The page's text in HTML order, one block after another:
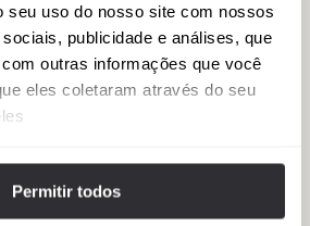
seu uso do nosso site com nossos
publicidade e análises, que
outras informações que você
eles coletaram através do seu
Permitir todos
de Tadao Ando, este refinado espaço
de luxo, produtos artesanais e cafés
andares fluidos e luminosos. 4-12-10
150-0001.
abobadados, fachadas de tijolos